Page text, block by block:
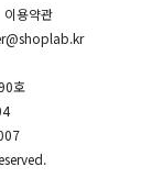
이용약관
호